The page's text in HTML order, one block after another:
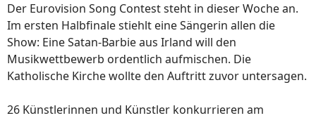
Der Eurovision Song Contest steht in dieser Woche an.
Im ersten Halbfinale stiehlt eine Sängerin allen die
Show: Eine Satan-Barbie aus Irland will den
Musikwettbewerb ordentlich aufmischen. Die
Katholische Kirche wollte den Auftritt zuvor untersagen.
26 Künstlerinnen und Künstler konkurrieren am